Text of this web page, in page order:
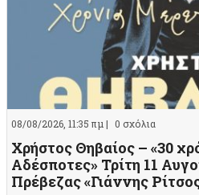
08/08/2026, 11:35 πμ | 0 σχόλια
Χρήστος Θηβαίος – «30
Αδέσποτες» Τρίτη 11
Πρέβεζας «Γιάννης